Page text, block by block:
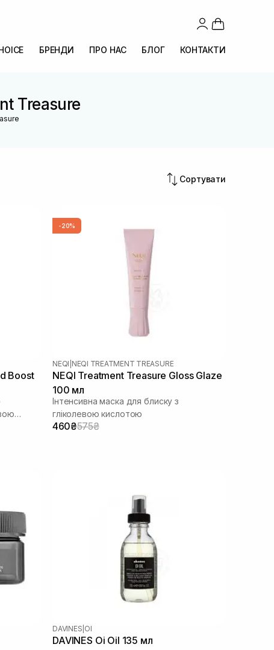
БРЕНДИ ПРО НАС БЛОГ КОНТАКТИ
Treasure
Сортувати
Boost
-20%
NEQI NEQI TREATMENT TREASURE
NEQI Treatment Treasure Gloss Glaze
100 мл
Інтенсивна маска для блиску з
гліколевою кислотою
460₴575₴
DAVINES OI
DAVINES Oi Oil 135 мл